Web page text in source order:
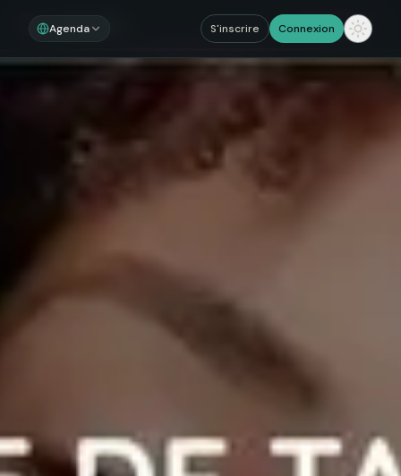
Agenda S'inscrire Connexion
Noosom Sections